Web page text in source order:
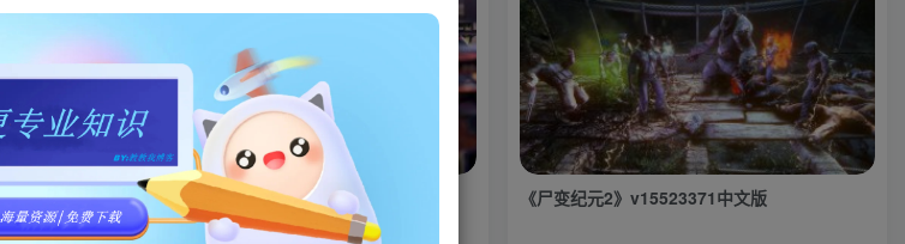
《极限竞速8》v1.638.6387.0中文版 《尸变纪元2》v15523371中文版